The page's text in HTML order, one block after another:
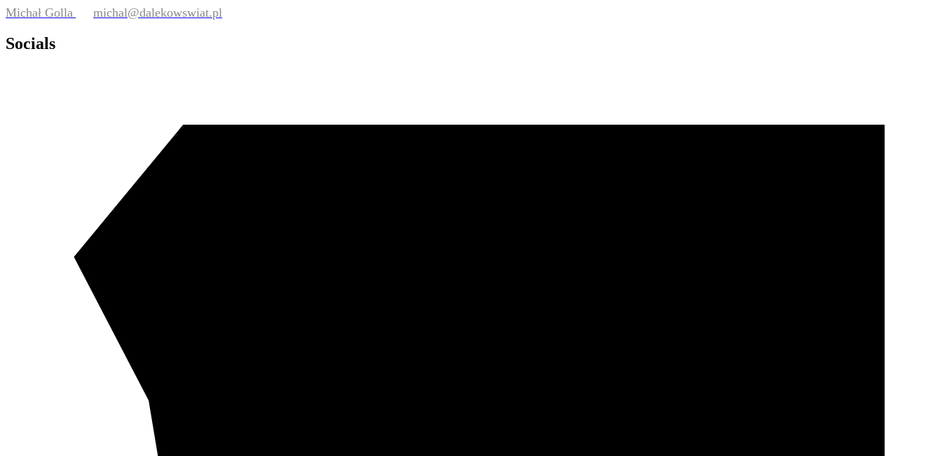
Michał Golla michal@dalekowswiat.pl
Socials